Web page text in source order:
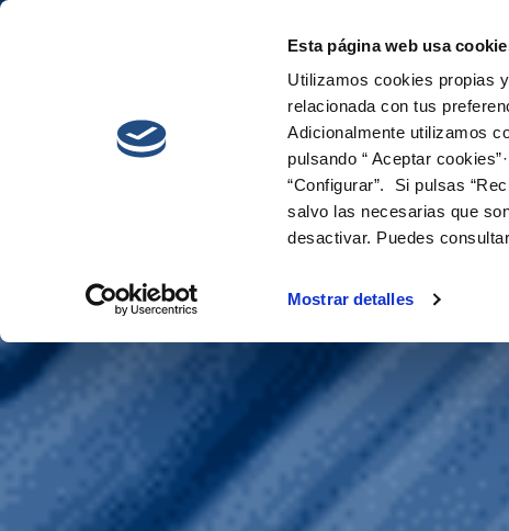
Esta página web usa
Utilizamos cookies propias
relacionada con tus
Adicionalmente utilizamos
pulsando “ Aceptar
“Configurar”. Si pulsas
salvo las necesarias que
desactivar. Puedes
Mostrar detalles
Cetaqua
BMRex